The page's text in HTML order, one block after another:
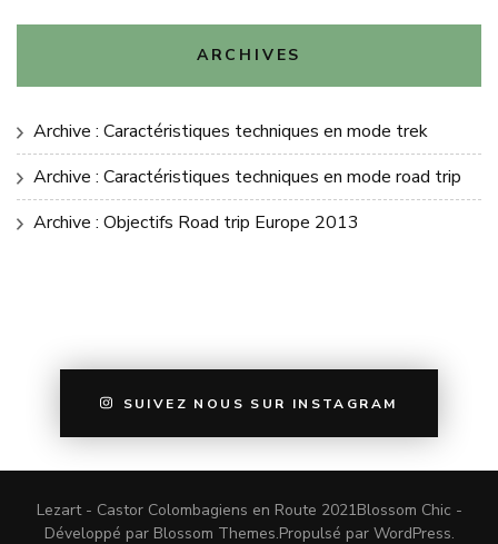
ARCHIVES
Archive : Caractéristiques techniques en mode trek
Archive : Caractéristiques techniques en mode road trip
Archive : Objectifs Road trip Europe 2013
SUIVEZ NOUS SUR INSTAGRAM
Lezart - Castor Colombagiens en Route 2021Blossom Chic -
Développé par Blossom Themes.Propulsé par WordPress.